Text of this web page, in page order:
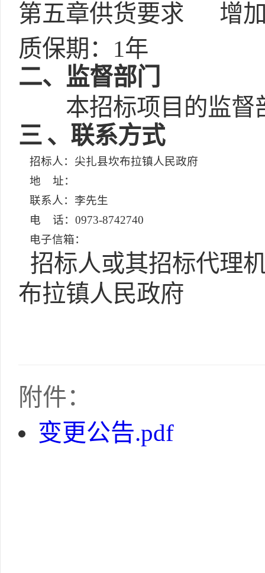
第五章供货要求
增
质保期： 1年
二、监督部门
本招标项目的监督
三 、联系方式
招标人：尖扎县坎布拉镇人民政府
地 址：
联系人：李先生
电 话：0973-8742740
电子信箱：
招标人或其招标代理
布拉镇人民政府
附件：
变更公告.pdf